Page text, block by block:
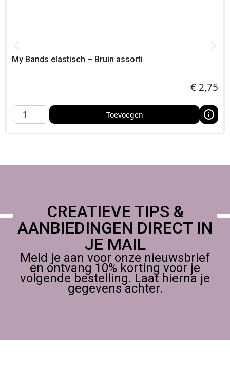
My Bands elastisch – Bruin assorti
€ 2,75
Toevoegen
CREATIEVE TIPS &
AANBIEDINGEN DIRECT IN
JE MAIL
Meld je aan voor onze nieuwsbrief
en ontvang 10% korting voor je
volgende bestelling. Laat hierna je
gegevens achter.